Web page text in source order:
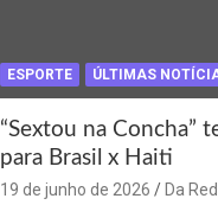
ESPORTE ÚLTIMAS
“Sextou na Concha”
para Brasil x Haiti
19 de junho de 2026 Da